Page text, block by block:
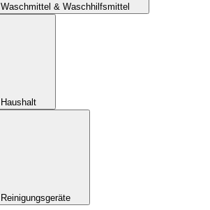
Waschmittel & Waschhilfsmittel
Haushalt
Reinigungsgeräte